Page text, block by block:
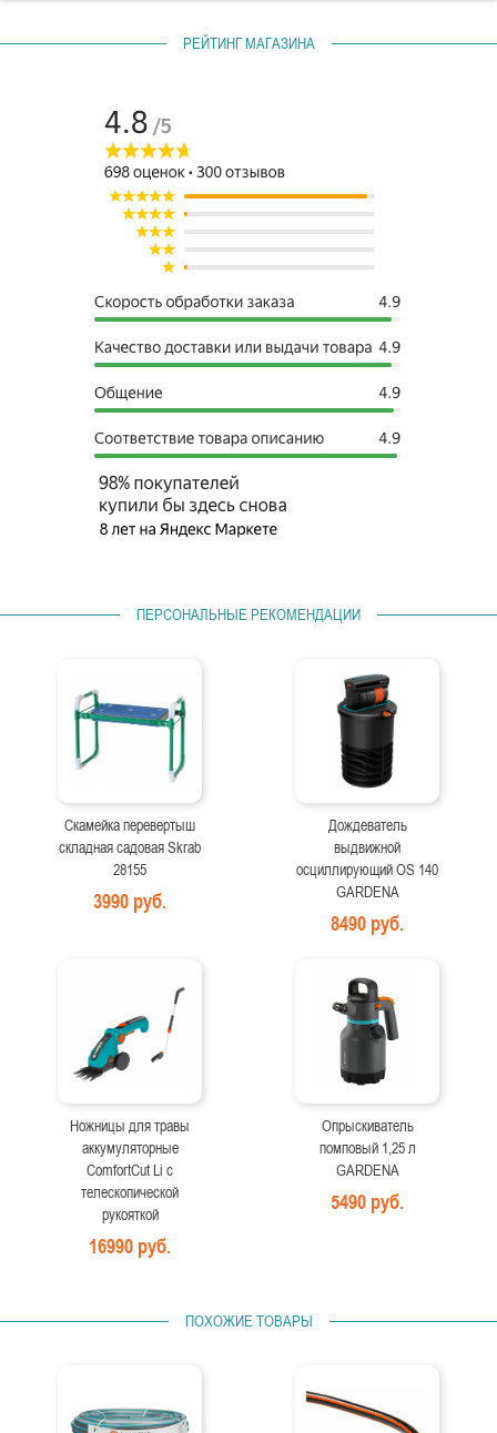
РЕЙТИНГ МАГАЗИНА
ПЕРСОНАЛЬНЫЕ РЕКОМЕНДАЦИИ
Скамейка перевертыш
складная садовая Skrab
28155
3990 руб.
Дождеватель
выдвижной
осциллирующий OS 140
GARDENA
8490 руб.
Ножницы для травы
аккумуляторные
ComfortCut Li с
телескопической
рукояткой
16990 руб.
Опрыскиватель
помповый 1,25 л
GARDENA
5490 руб.
ПОХОЖИЕ ТОВАРЫ